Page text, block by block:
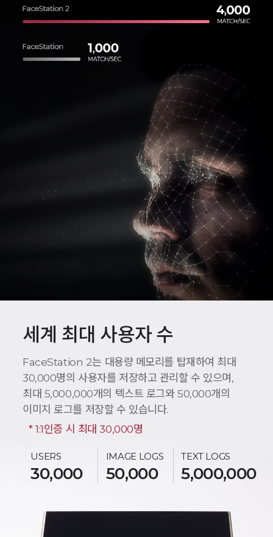
세계 최대 사용자 수
FaceStation 2는 대용량 메모리를 탑재하여 최대
30,000명의 사용자를 저장하고 관리할 수 있으며,
최대 5,000,000개의 텍스트 로그와 50,000개의
이미지 로그를 저장할 수 있습니다.
* 1:1인증 시 최대 30,000명
USERS
30,000
IMAGE LOGS
50,000
TEXT LOGS
5,000,000